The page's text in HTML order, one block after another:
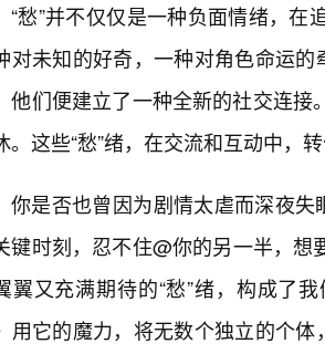
“愁”并不仅仅是一种负面情绪，
对未知的好奇，一种对角色命运
他们便建立了一种全新的社交连
。这些“愁”绪，在交流和互动中，
你是否也曾因为剧情太虐而深夜失
键时刻，忍不住@你的另一半，想
翼又充满期待的“愁”绪，构成了
用它的魔力，将无数个独立的个